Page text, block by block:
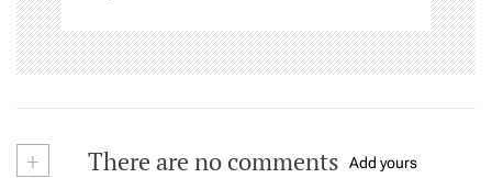
n
+ There are no comments Add yours